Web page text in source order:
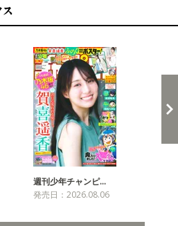
週刊少年チャンピ…
発売日：2026.08.06